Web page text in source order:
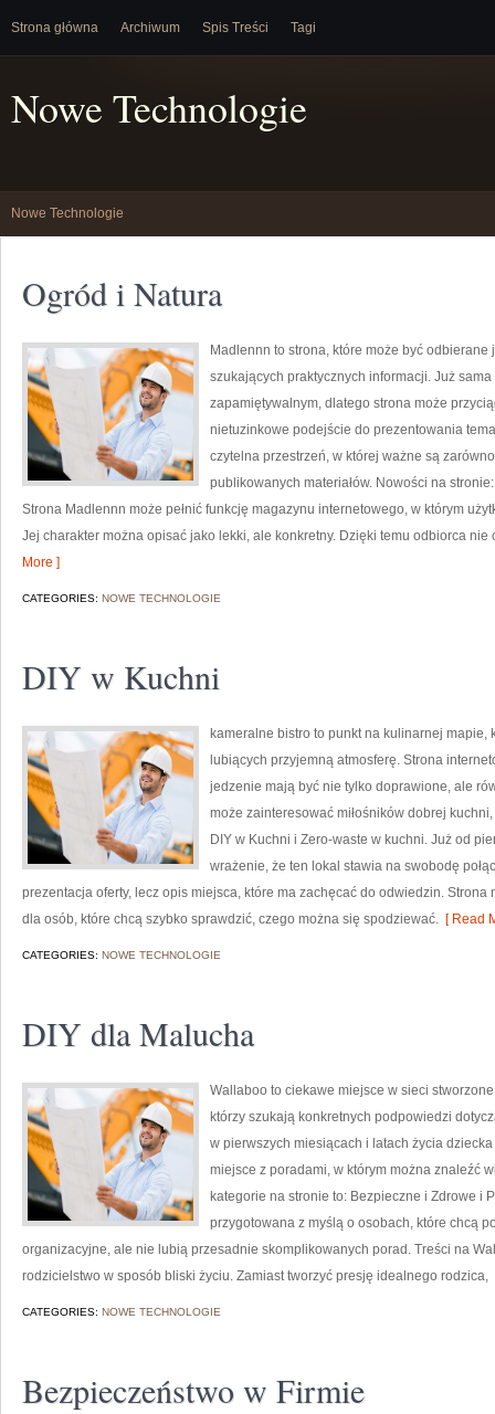
Strona główna Archiwum Spis Treści Tagi
Nowe Technologie
Nowe Technologie
Ogród i Natura
Madlennn to strona, które może być
szukających praktycznych informacji. Już
zapamiętywalnym, dlatego strona może
nietuzinkowe podejście do prezentowania
czytelna przestrzeń, w której ważne są
publikowanych materiałów. Nowości na
Strona Madlennn może pełnić funkcję magazynu internetowego, w którym
Jej charakter można opisać jako lekki, ale konkretny. Dzięki temu odbiorca
More ]
CATEGORIES: NOWE TECHNOLOGIE
DIY w Kuchni
kameralne bistro to punkt na kulinarnej
lubiących przyjemną atmosferę. Strona
jedzenie mają być nie tylko doprawione, ale
może zainteresować miłośników dobrej
DIY w Kuchni i Zero-waste w kuchni. Już od
wrażenie, że ten lokal stawia na swobodę
prezentacja oferty, lecz opis miejsca, które ma zachęcać do odwiedzin.
dla osób, które chcą szybko sprawdzić, czego można się spodziewać. [ Read
CATEGORIES: NOWE TECHNOLOGIE
DIY dla Malucha
Wallaboo to ciekawe miejsce w sieci
którzy szukają konkretnych podpowiedzi
w pierwszych miesiącach i latach życia
miejsce z poradami, w którym można znaleźć
kategorie na stronie to: Bezpieczne i Zdrowe i
przygotowana z myślą o osobach, które chcą
organizacyjne, ale nie lubią przesadnie skomplikowanych porad. Treści na
rodzicielstwo w sposób bliski życiu. Zamiast tworzyć presję idealnego rodzica,
CATEGORIES: NOWE TECHNOLOGIE
Bezpieczeństwo w Firmie